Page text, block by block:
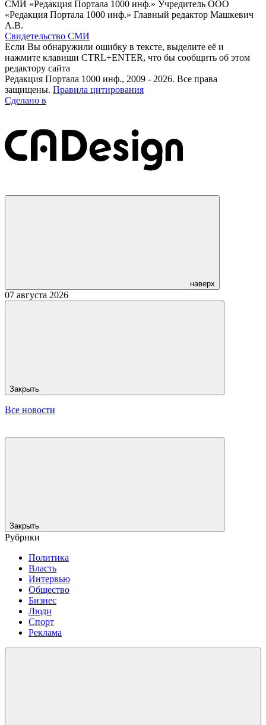
СМИ «Редакция Портала 1000 инф.» Учредитель ООО
«Редакция Портала 1000 инф.» Главный редактор Машкевич
А.В.
Свидетельство СМИ
Если Вы обнаружили ошибку в тексте, выделите её и
нажмите клавиши CTRL+ENTER, что бы сообщить об этом
редактору сайта
Редакция Портала 1000 инф., 2009 - 2026. Все права
защищены. Правила цитирования
Сделано в
наверх
07 августа 2026
Закрыть
Все новости
Закрыть
Рубрики
Политика
Власть
Интервью
Общество
Бизнес
Люди
Спорт
Реклама